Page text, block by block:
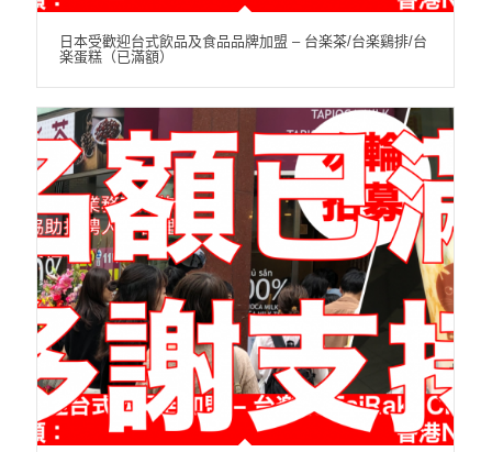
日本受歡迎台式飲品及食品品牌加盟 – 台楽茶/台楽鷄排/台
楽蛋糕（已滿額）